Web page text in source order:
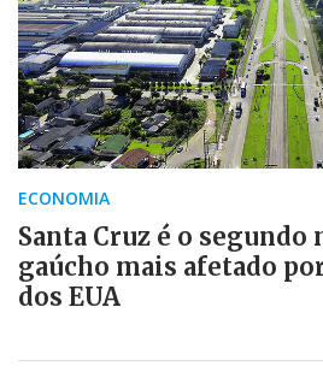
ECONOMIA
Santa Cruz é o
gaúcho mais afetado
dos EUA